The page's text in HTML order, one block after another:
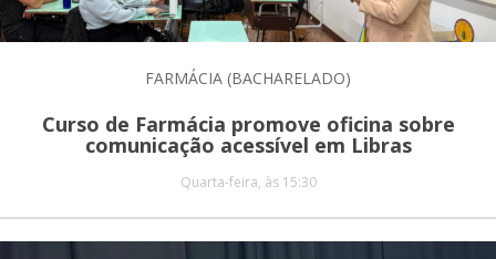
FARMÁCIA (BACHARELADO)
Curso de Farmácia promove oficina sobre
comunicação acessível em Libras
Quarta-feira, às 15:30